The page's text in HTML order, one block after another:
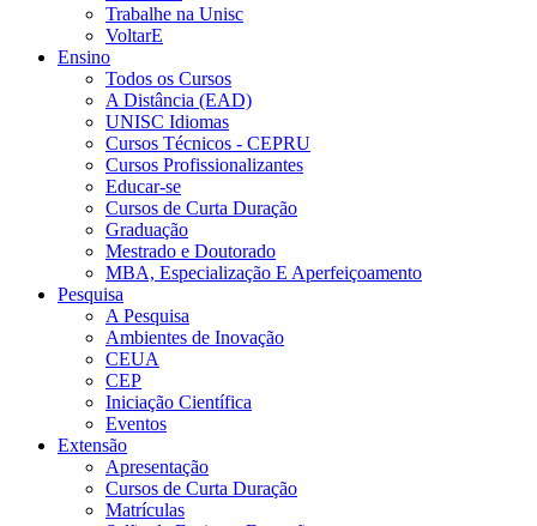
Trabalhe na Unisc
VoltarE
Ensino
Todos os Cursos
A Distância (EAD)
UNISC Idiomas
Cursos Técnicos - CEPRU
Cursos Profissionalizantes
Educar-se
Cursos de Curta Duração
Graduação
Mestrado e Doutorado
MBA, Especialização E Aperfeiçoamento
Pesquisa
A Pesquisa
Ambientes de Inovação
CEUA
CEP
Iniciação Científica
Eventos
Extensão
Apresentação
Cursos de Curta Duração
Matrículas